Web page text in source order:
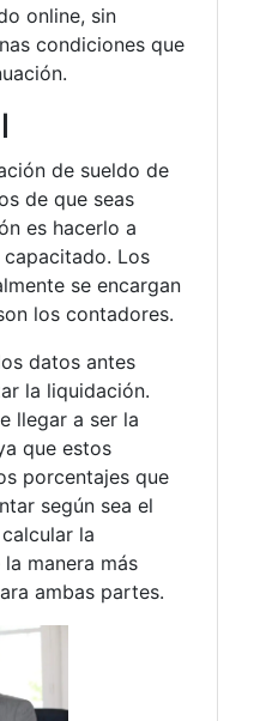
online, sin
condiciones que
de sueldo de
de que seas
es hacerlo a
Los
se encargan
los contadores.
datos antes
la liquidación.
llegar a ser la
que estos
porcentajes que
según sea el
la
manera más
ambas partes.